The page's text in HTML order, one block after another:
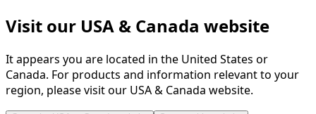
Visit our USA & Canada website
It appears you are located in the United States or
Canada. For products and information relevant to your
region, please visit our USA & Canada website.